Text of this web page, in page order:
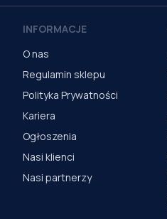
INFORMACJE
O nas
Regulamin sklepu
Polityka Prywatności
Kariera
Ogłoszenia
Nasi klienci
Nasi partnerzy